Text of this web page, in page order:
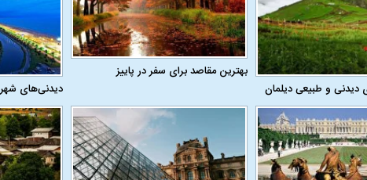
دیدنی و طبیعی دیلمان
بهترین مقاصد برای سفر در پاییز
دیدنی‌های